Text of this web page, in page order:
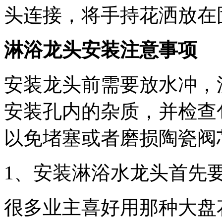
头连接，将手持花洒放
淋浴龙头安装注意事项
安装龙头前需要放水冲
安装孔内的杂质，并检
以免堵塞或者磨损陶瓷阀
1、安装淋浴水龙头首先
很多业主喜好用那种大